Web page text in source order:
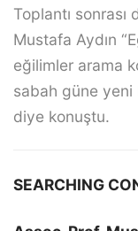
Toplantı
Mustafa Aydın
eğilimler arama
sabah güne yeni
diye konuştu.
SEARCHING